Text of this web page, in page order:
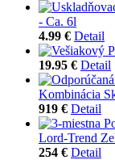
- Ca. 6l
4.99 € Detail
19.95 € Detail
Kombinácia
919 € Detail
Lord-Trend
254 € Detail